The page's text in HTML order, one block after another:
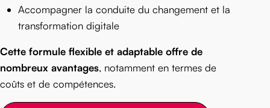
Accompagner la conduite du changement et la
transformation digitale
Cette formule flexible et adaptable offre de
nombreux avantages, notamment en termes de
coûts et de compétences.